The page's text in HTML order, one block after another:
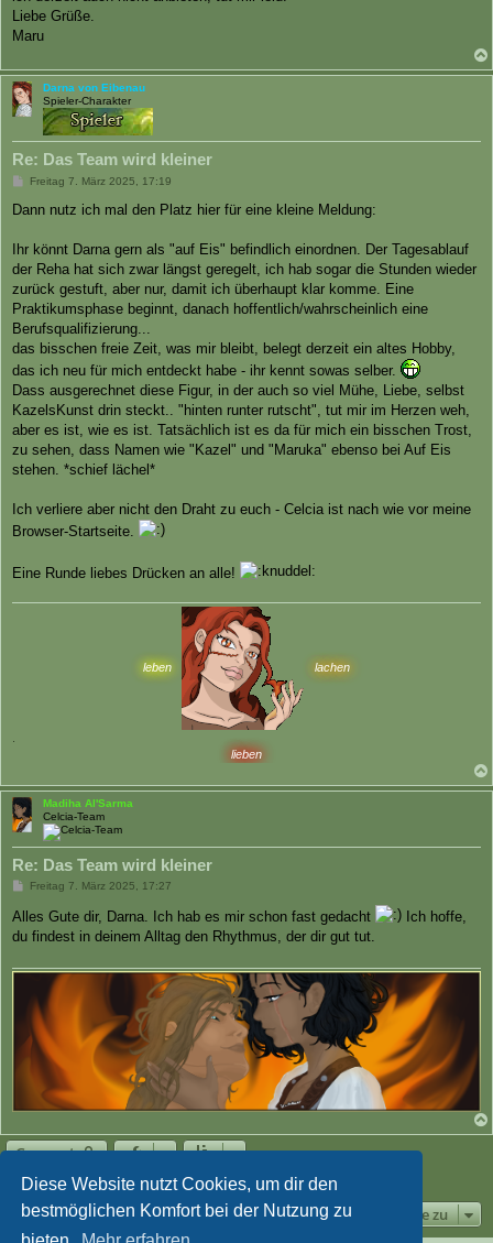
Diese Website nutzt Cookies, um dir den
bestmöglichen Komfort bei der Nutzung zu
Liebe Grüße.
Maru
Darna von Eibenau
Spieler-Charakter
Re: Das Team wird kleiner
B
i
a
Freitag 7. März 2025, 17:19
Dann nutz ich mal den Platz hier für eine kleine Meldung:
Ihr könnt Darna gern als "auf Eis" befindlich einordnen. Der Tagesablauf
der Reha hat sich zwar längst geregelt, ich hab sogar die Stunden wieder
zurück gestuft, aber nur, damit ich überhaupt klar komme. Eine
Praktikumsphase beginnt, danach hoffentlich/wahrscheinlich eine
Berufsqualifizierung...
das bisschen freie Zeit, was mir bleibt, belegt derzeit ein altes Hobby,
das ich neu für mich entdeckt habe - ihr kennt sowas selber.
Dass ausgerechnet diese Figur, in der auch so viel Mühe, Liebe, selbst
KazelsKunst drin steckt.. "hinten runter rutscht", tut mir im Herzen weh,
aber es ist, wie es ist. Tatsächlich ist es da für mich ein bisschen Trost,
zu sehen, dass Namen wie "Kazel" und "Maruka" ebenso bei Auf Eis
stehen. *schief lächel*
Ich verliere aber nicht den Draht zu euch - Celcia ist nach wie vor meine
Browser-Startseite.
Eine Runde liebes Drücken an alle!
leben lachen
lieben
Madiha Al'Sarma
Celcia-Team
Re: Das Team wird kleiner
B
i
t
r
Freitag 7. März 2025, 17:27
Alles Gute dir, Darna. Ich hab es mir schon fast gedacht
Ich hoffe,
du findest in deinem Alltag den Rhythmus, der dir gut tut.
Gesperrt
4 Beiträge • Seite1 von 1
Gehe zu